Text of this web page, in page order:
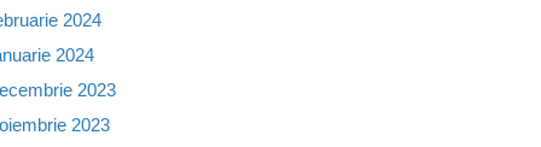
2024
2024
2023
2023